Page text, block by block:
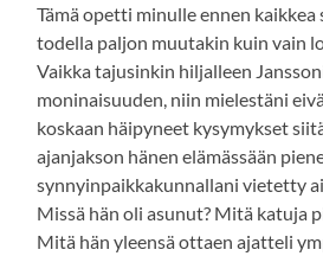
Tämä opetti minulle ennen kaikkea
todella paljon muutakin kuin vain
Vaikka tajusinkin hiljalleen
moninaisuuden, niin mielestäni
koskaan häipyneet kysymykset
ajanjakson hänen elämässään
synnyinpaikkakunnallani vietetty
Missä hän oli asunut? Mitä katuja
Mitä hän yleensä ottaen ajatteli